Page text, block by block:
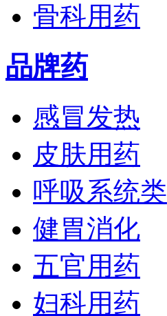
骨科用药
品牌药
感冒发热
皮肤用药
呼吸系统类
健胃消化
五官用药
妇科用药